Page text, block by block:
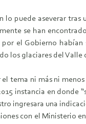
lo puede aseverar
se han
el Gobierno habían
los glaciares del Valle
el tema ni más ni
instancia en donde
ingresara una
con el Ministerio